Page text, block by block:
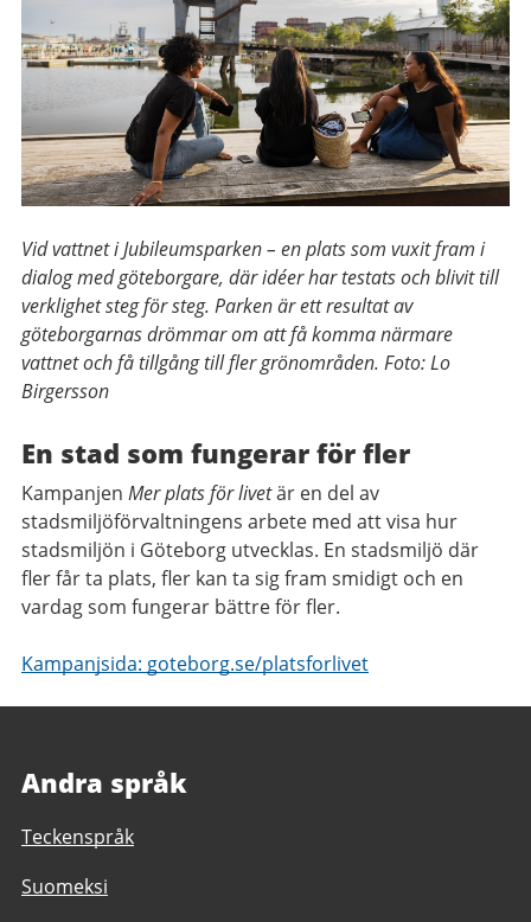
Vid vattnet i Jubileumsparken – en plats som vuxit fram i
dialog med göteborgare, där idéer har testats och blivit till
verklighet steg för steg. Parken är ett resultat av
göteborgarnas drömmar om att få komma närmare
vattnet och få tillgång till fler grönområden. Foto: Lo
Birgersson
En stad som fungerar för fler
Kampanjen Mer plats för livetär en del av
stadsmiljöförvaltningens arbete med att visa hur
stadsmiljön i Göteborg utvecklas. En stadsmiljö där
fler får ta plats, fler kan ta sig fram smidigt och en
vardag som fungerar bättre för fler.
Kampanjsida: goteborg.se/platsforlivet
Andra språk
Teckenspråk
Suomeksi